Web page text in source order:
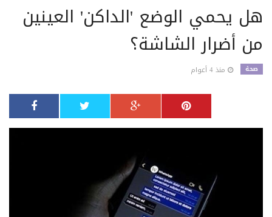
هل يحمي الوضع 'الداكن' العينين
من أضرار الشاشة؟
صحة منذ 4 أعوام